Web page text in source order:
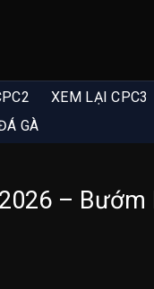
XEM LẠI CPC3
GÀ
–